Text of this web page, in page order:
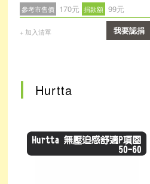
參考市售價 170元 捐款額 99元
+ 加入清單 我要認捐
Hurtta